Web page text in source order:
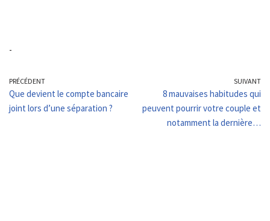
-
PRÉCÉDENT
Que devient le compte bancaire
joint lors d’une séparation ?
SUIVANT
8 mauvaises habitudes qui
peuvent pourrir votre couple et
notamment la dernière…